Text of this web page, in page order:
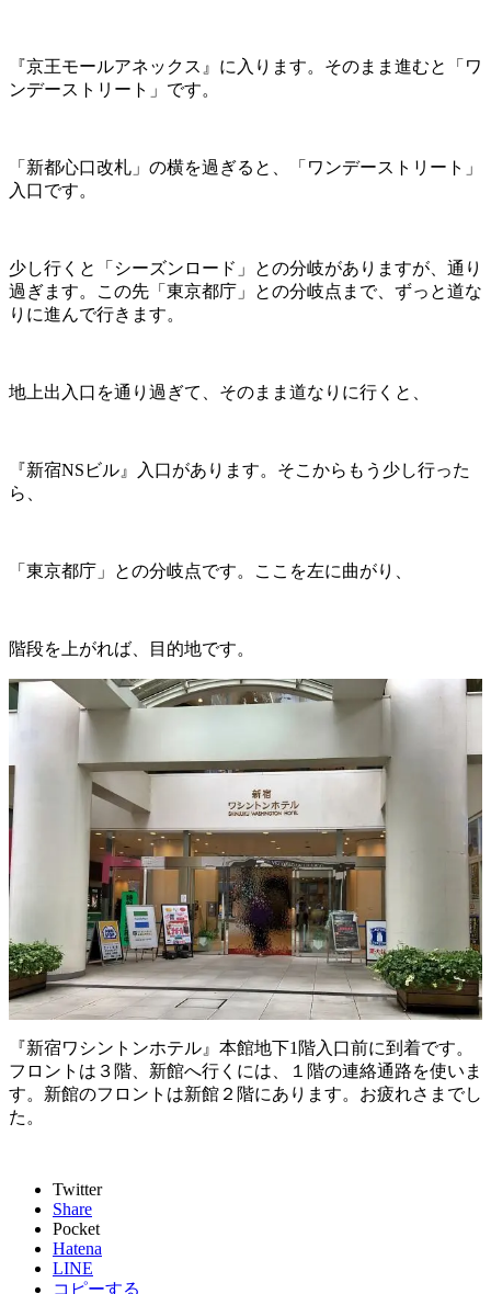
『京王モールアネックス』に入ります。そのまま進むと「ワ
ンデーストリート」です。
「新都心口改札」の横を過ぎると、「ワンデーストリート」
入口です。
少し行くと「シーズンロード」との分岐がありますが、通り
過ぎます。この先「東京都庁」との分岐点まで、ずっと道な
りに進んで行きます。
地上出入口を通り過ぎて、そのまま道なりに行くと、
『新宿NSビル』入口があります。そこからもう少し行った
ら、
「東京都庁」との分岐点です。ここを左に曲がり、
階段を上がれば、目的地です。
『新宿ワシントンホテル』本館地下1階入口前に到着です。
フロントは３階、新館へ行くには、１階の連絡通路を使いま
す。新館のフロントは新館２階にあります。お疲れさまでし
た。
Twitter
Share
Pocket
Hatena
LINE
コピーする